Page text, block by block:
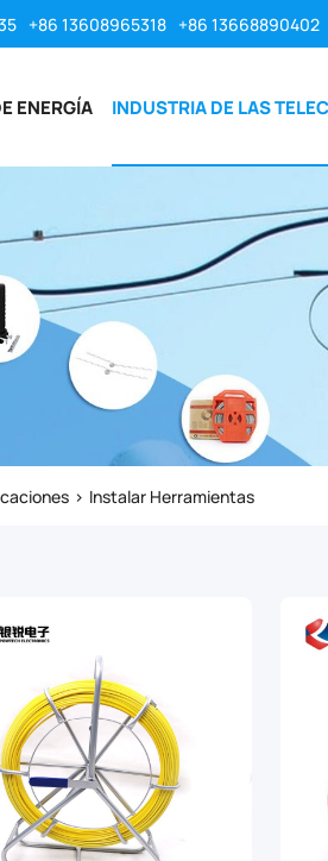
+86 13608965318 +86 13668890402
ENERGÍA INDUSTRIA DE LAS
Instalar Herramientas